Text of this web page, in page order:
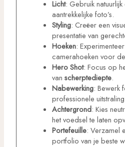
Licht: Gebruik
aantrekkelijke foto’s.
Styling: Creëer een
presentatie van
Hoeken:
camerahoeken voor
Hero Shot: Focus op
van scherptediepte.
Nabewerking: Bewerk
professionele
Achtergrond: Kies
het voedsel te laten
Portefeuille: Verzamel
portfolio van je beste